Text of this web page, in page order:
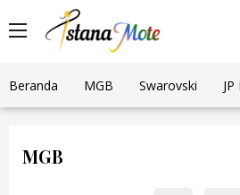
Beranda MGB Swarovski JP
MGB